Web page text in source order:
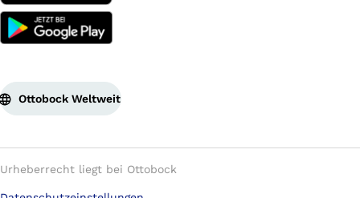
Ottobock Weltweit
Urheberrecht liegt bei Ottobock